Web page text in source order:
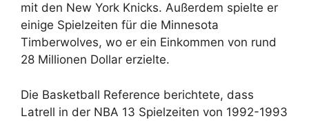
mit den New York Knicks. Außerdem spielte er
einige Spielzeiten für die Minnesota
Timberwolves, wo er ein Einkommen von rund
28 Millionen Dollar erzielte.
Die Basketball Reference berichtete, dass
Latrell in der NBA 13 Spielzeiten von 1992-1993